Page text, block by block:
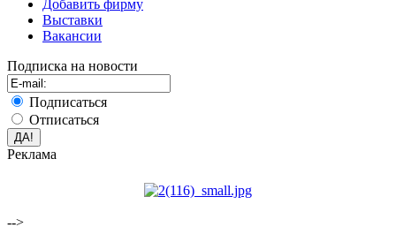
Добавить фирму
Выставки
Вакансии
Подписка на новости
Подписаться
Отписаться
Реклама
-->